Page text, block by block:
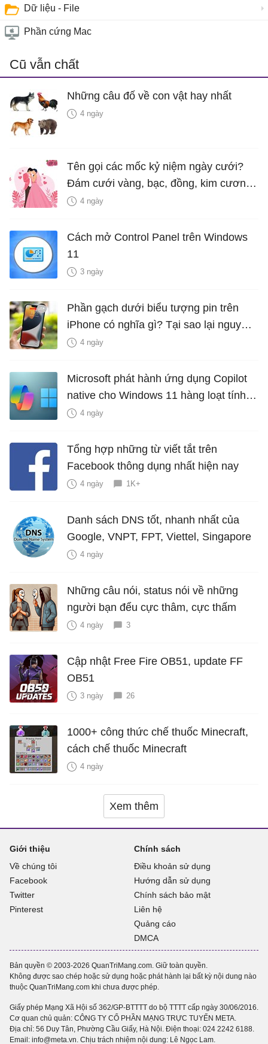
Dữ liệu - File
Phần cứng Mac
Cũ vẫn chất
Những câu đố về con vật hay nhất
4 ngày
Tên gọi các mốc kỷ niệm ngày cưới?
Đám cưới vàng, bạc, đồng, kim cương
là bao nhiêu năm?
4 ngày
Cách mở Control Panel trên Windows
11
3 ngày
Phần gạch dưới biểu tượng pin trên
iPhone có nghĩa gì? Tại sao lại nguy
hiểm?
4 ngày
Microsoft phát hành ứng dụng Copilot
native cho Windows 11 hàng loạt tính
năng mới Hữu Ích
4 ngày
Tổng hợp những từ viết tắt trên
Facebook thông dụng nhất hiện nay
4 ngày 1K+
Danh sách DNS tốt, nhanh nhất của
Google, VNPT, FPT, Viettel, Singapore
4 ngày
Những câu nói, status nói về những
người bạn đểu cực thâm, cực thấm
4 ngày 3
Cập nhật Free Fire OB51, update FF
OB51
3 ngày 26
1000+ công thức chế thuốc Minecraft,
cách chế thuốc Minecraft
4 ngày
Xem thêm
Giới thiệu
Về chúng tôi
Facebook
Twitter
Pinterest
Chính sách
Điều khoản sử dụng
Hướng dẫn sử dụng
Chính sách bảo mật
Liên hệ
Quảng cáo
DMCA
Bản quyền © 2003-2026 QuanTriMang.com. Giữ toàn quyền.
Không được sao chép hoặc sử dụng hoặc phát hành lại bất kỳ nội dung nào
thuộc QuanTriMang.com khi chưa được phép.
Giấy phép Mạng Xã Hội số 362/GP-BTTTT do bộ TTTT cấp ngày 30/06/2016.
Cơ quan chủ quản: CÔNG TY CỔ PHẦN MẠNG TRỰC TUYẾN META.
Địa chỉ: 56 Duy Tân, Phường Cầu Giấy, Hà Nội. Điện thoại: 024 2242 6188
Email: info@meta.vn. Chịu trách nhiệm nội dung: Lê Ngọc Lam.